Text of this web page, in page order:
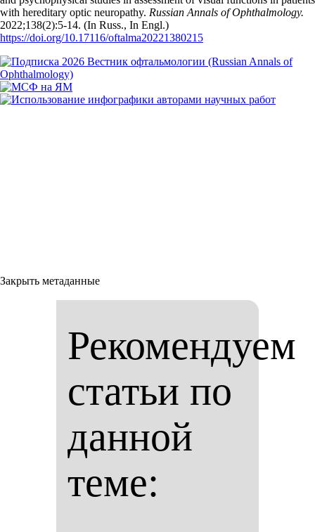
with hereditary optic neuropathy. Russian Annals of Ophthalmology.
2022;138(2):5‑14. (In Russ., In Engl.)
https://doi.org/10.17116/oftalma20221380215
Закрыть метаданные
Рекомендуем
статьи по
данной
теме: